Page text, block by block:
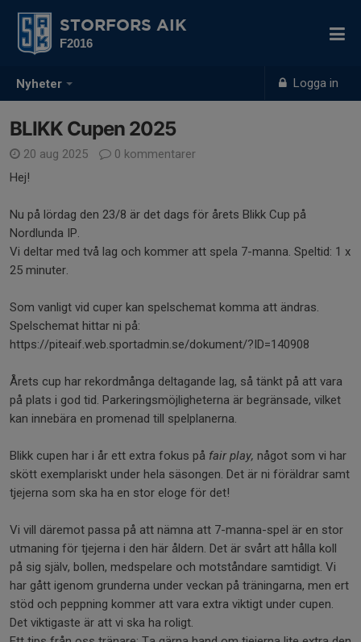
Nyheter Logga in
STORFORS AIK
F2016
BLIKK Cupen 2025
20 aug 2025
0 kommentarer
Hej!
Nu på lördag den 23/8 är det dags för årets Blikk Cup på
Nordlunda IP.
Vi deltar med två lag och kommer att spela 7-manna. Speltid: 1 x
25 minuter.
Som vanligt vid cuper kan spelschemat komma att ändras.
Spelschemat hittar ni på:
https://piteaif.web.sportadmin.se/dokument/?ID=140908
Årets cup har rekordmånga deltagande lag, så tänkt på att vara
på plats i god tid. Parkeringsmöjligheterna är begränsade, vilket
kan innebära en promenad till spelplanerna.
Blikk cupen har i år ett extra fokus på fair play, något som vi har
skött exemplariskt under hela säsongen. Det är ni föräldrar samt
tjejerna som ska ha en stor eloge för det!
Vi vill däremot passa på att nämna att 7-manna-spel är en stor
utmaning för tjejerna i den här åldern. Det är svårt att hålla koll
på sig själv, bollen, medspelare och motståndare samtidigt. Vi
har gått igenom grunderna under veckan på träningarna, men ert
stöd och peppning kommer att vara extra viktigt under cupen.
Det viktigaste är att vi ska ha roligt.